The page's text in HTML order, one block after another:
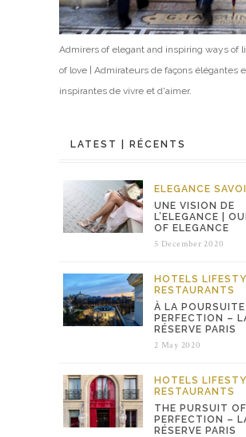
Admirers of elegant and inspiring ways of
of love | Admirateurs de façons élégantes
inspirantes de vivre et d'aimer.
LATEST | RÉCENTS
ELEGANCE
UNE VISION DE
L’ELEGANCE |
OF ELEGANCE
5 December 2020
HOTELS
RESTAURANTS
À LA
PERFECTION –
RÉSERVE PARIS
2 May 2020
HOTELS
RESTAURANTS
THE PURSUIT OF
PERFECTION –
RÉSERVE PARIS